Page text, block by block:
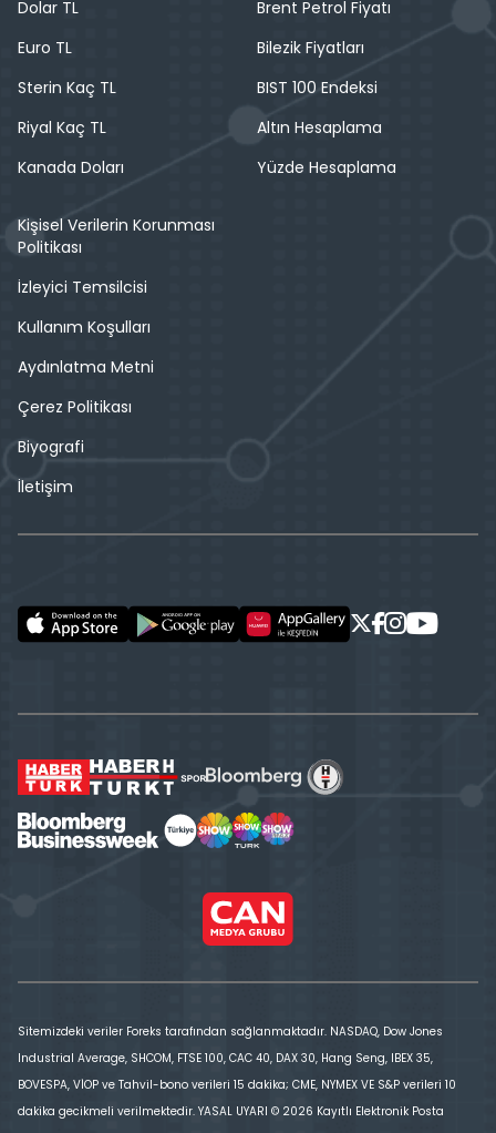
Dolar TL
Euro TL
Sterin Kaç TL
Riyal Kaç TL
Kanada Doları
Brent Petrol Fiyatı
Bilezik Fiyatları
BIST 100 Endeksi
Altın Hesaplama
Yüzde Hesaplama
Kişisel Verilerin Korunması
Politikası
İzleyici Temsilcisi
Kullanım Koşulları
Aydınlatma Metni
Çerez Politikası
Biyografi
İletişim
Sitemizdeki veriler Foreks tarafından sağlanmaktadır. NASDAQ, Dow Jones
Industrial Average, SHCOM, FTSE 100, CAC 40, DAX 30, Hang Seng, IBEX 35,
BOVESPA, VİOP ve Tahvil-bono verileri 15 dakika; CME, NYMEX VE S&P verileri 10
dakika gecikmeli verilmektedir. YASAL UYARI © 2026 Kayıtlı Elektronik Posta